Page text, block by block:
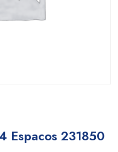
Espacos 231850